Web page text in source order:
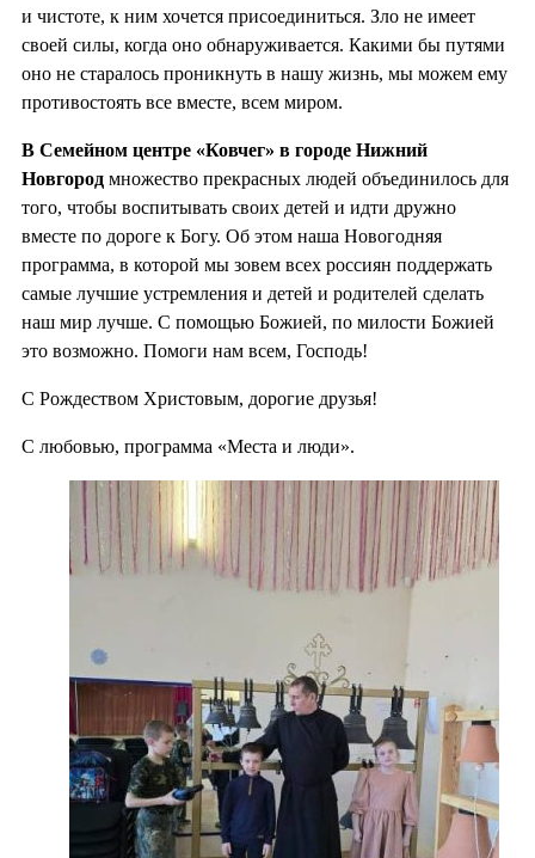
и чистоте, к ним хочется присоединиться. Зло не имеет
своей силы, когда оно обнаруживается. Какими бы путями
оно не старалось проникнуть в нашу жизнь, мы можем ему
противостоять все вместе, всем миром.
В Семейном центре «Ковчег» в городе Нижний
Новгород множество прекрасных людей объединилось для
того, чтобы воспитывать своих детей и идти дружно
вместе по дороге к Богу. Об этом наша Новогодняя
программа, в которой мы зовем всех россиян поддержать
самые лучшие устремления и детей и родителей сделать
наш мир лучше. С помощью Божией, по милости Божией
это возможно. Помоги нам всем, Господь!
С Рождеством Христовым, дорогие друзья!
С любовью, программа «Места и люди».